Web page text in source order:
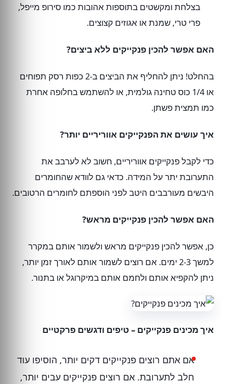
בצלחת ומקשטים בתוספות אהובות כמו סירופ מייפל,
פרי טרי, שמנת או אגוזים קצוצים.
האם אפשר להכין פנקייקים ללא ביצים?
בהחלט! ניתן להחליף את הביצים ב-2 כפות רסק תפוחים
או 1/4 כוס טחינה גולמית, או להשתמש בחלופה אחרת
כמו תמצית פשתן.
איך עושים את הפנקייקים אווריריים יותר?
כדי לקבל פנקייקים אווריריים, חשוב לא לערבב את
התערובת יתר על המידה. כדאי גם לוודא שהחומרים
היבשים מעורבבים היטב לפני הוספתם לחומרים הרטובים.
האם אפשר להכין פנקייקים מראש?
כן, אפשר להכין פנקייקים מראש ולשמור אותם במקרר
למשך 2-3 ימים. אם רוצים לשמור אותם לאורך זמן יותר,
ניתן להקפיא אותם ולחמם אותם במיקרוגל או בתנור.
איך מכינים פנקייקים – טיפים ודגשים פרקטיים
אם אתם רוצים פנקייקים דקים יותר, הוסיפו עוד
חלב לתערובת. אם רוצים פנקייקים עבים יותר,